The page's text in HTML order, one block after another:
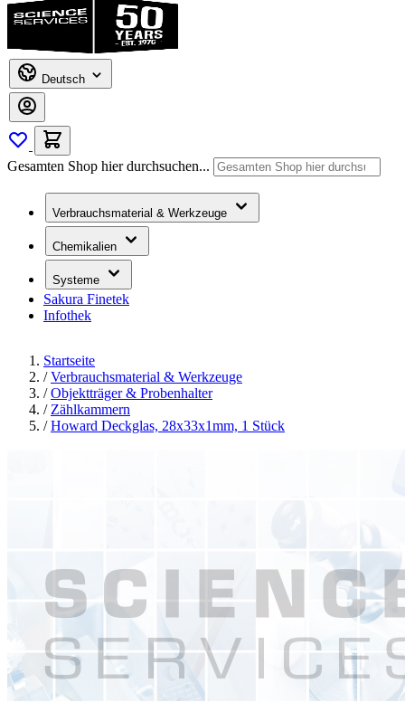
Deutsch
Gesamten Shop hier durchsuchen...
Verbrauchsmaterial & Werkzeuge
Chemikalien
Systeme
Sakura Finetek
Infothek
Startseite
/ Verbrauchsmaterial & Werkzeuge
/ Objektträger & Probenhalter
/ Zählkammern
/ Howard Deckglas, 28x33x1mm, 1 Stück